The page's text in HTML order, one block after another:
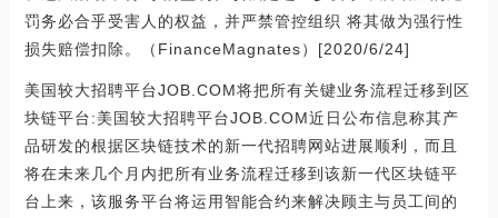
罚务必合乎受害人的权益，并严禁管控组织 将其做为强行性
损失赔偿扣除。（FinanceMagnates）[2020/6/24]
美国较大招聘平台JOB.COM将把所有关键业务流程迁移到区
块链平台:美国较大招聘平台JOB.COM近日公布信息称其产
品研发的根据区块链技术的新一代招聘网站进展顺利，而且
将在未来几个月内把所有业务流程迁移到该新一代区块链平
台上来，该服务平台将运用智能合约来解决顾主与员工间的